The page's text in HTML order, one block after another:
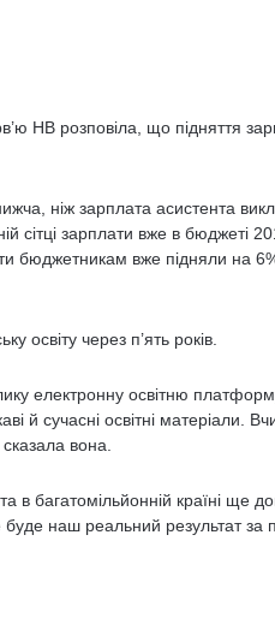
НВ розповіла, що підняття
ніж зарплата асистента
сітці зарплати вже в бюджеті
бюджетникам вже підняли на
освіту через п’ять років.
електронну освітню
й сучасні освітні матеріали.
вона.
в багатомільйонній країні ще
наш реальний результат за